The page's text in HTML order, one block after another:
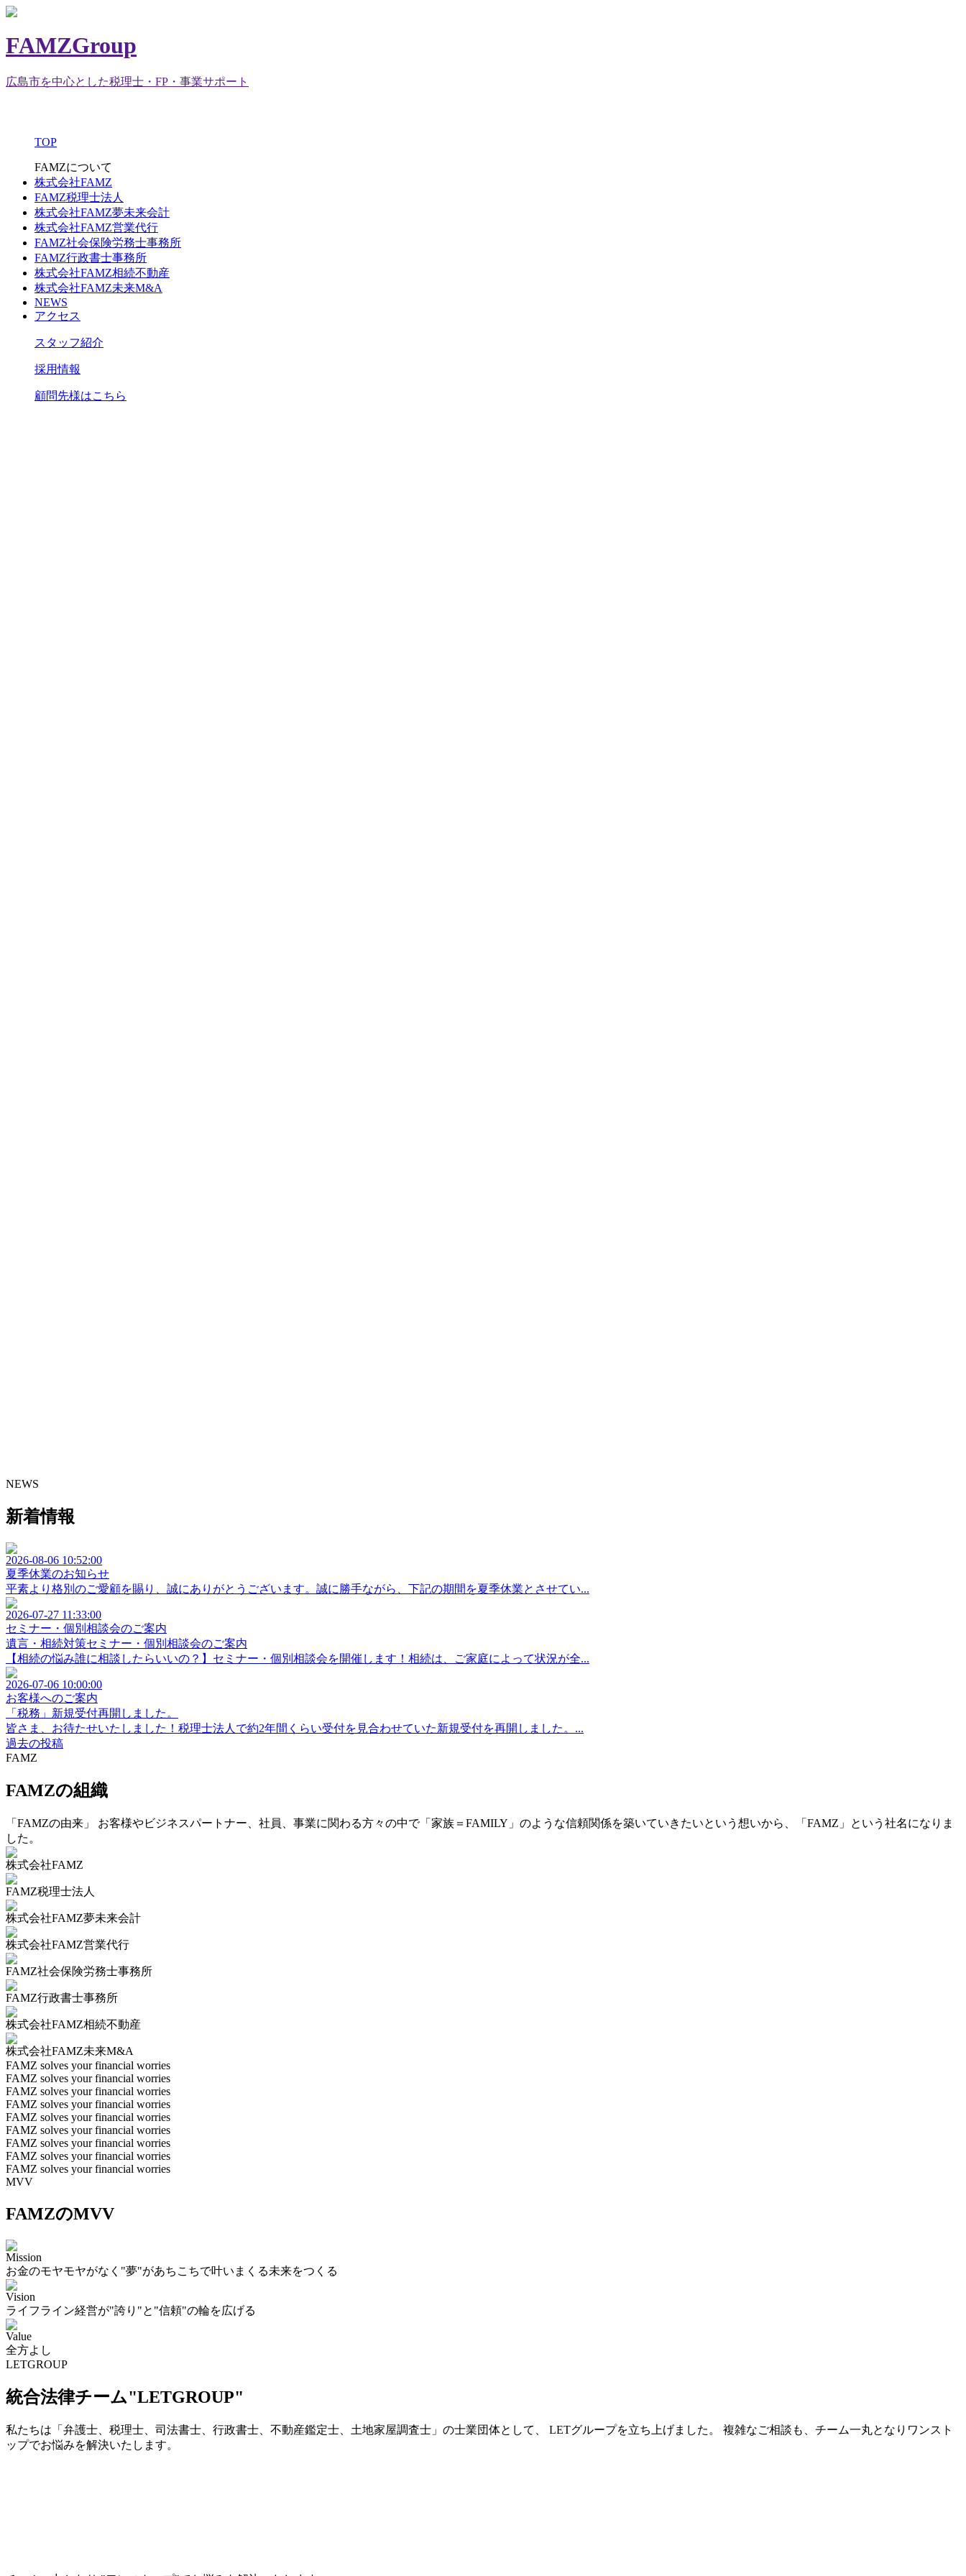
FAMZGroup
広島市を中心とした税理士・FP・事業サポート
TOP
FAMZについて
株式会社FAMZ
FAMZ税理士法人
株式会社FAMZ夢未来会計
株式会社FAMZ営業代行
FAMZ社会保険労務士事務所
FAMZ行政書士事務所
株式会社FAMZ相続不動産
株式会社FAMZ未来M&A
NEWS
アクセス
スタッフ紹介
採用情報
顧問先様はこちら
NEWS
新着情報
2026-08-06 10:52:00
夏季休業のお知らせ
平素より格別のご愛顧を賜り、誠にありがとうございます。誠に勝手ながら、下記の期間を夏季休業とさせてい...
2026-07-27 11:33:00
セミナー・個別相談会のご案内
遺言・相続対策セミナー・個別相談会のご案内
【相続の悩み誰に相談したらいいの？】セミナー・個別相談会を開催します！相続は、ご家庭によって状況が全...
2026-07-06 10:00:00
お客様へのご案内
「税務」新規受付再開しました。
皆さま、お待たせいたしました！税理士法人で約2年間くらい受付を見合わせていた新規受付を再開しました。...
過去の投稿
FAMZ
FAMZの組織
「FAMZの由来」 お客様やビジネスパートナー、社員、事業に関わる方々の中で「家族＝FAMILY」のような信頼関係を築いていきたいという想いから、「FAMZ」という社名になりま
した。
株式会社FAMZ
FAMZ税理士法人
株式会社FAMZ夢未来会計
株式会社FAMZ営業代行
FAMZ社会保険労務士事務所
FAMZ行政書士事務所
株式会社FAMZ相続不動産
株式会社FAMZ未来M&A
FAMZ solves your financial worries
FAMZ solves your financial worries
FAMZ solves your financial worries
FAMZ solves your financial worries
FAMZ solves your financial worries
FAMZ solves your financial worries
FAMZ solves your financial worries
FAMZ solves your financial worries
FAMZ solves your financial worries
MVV
FAMZのMVV
Mission
お金のモヤモヤがなく"夢"があちこちで叶いまくる未来をつくる
Vision
ライフライン経営が"誇り"と"信頼"の輪を広げる
Value
全方よし
LETGROUP
統合法律チーム"LETGROUP"
私たちは「弁護士、税理士、司法書士、行政書士、不動産鑑定士、土地家屋調査士」の士業団体として、 LETグループを立ち上げました。 複雑なご相談も、チーム一丸となりワンスト
ップでお悩みを解決いたします。